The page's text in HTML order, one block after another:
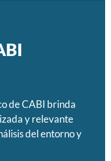
de CABI brinda
y relevante
del entorno y